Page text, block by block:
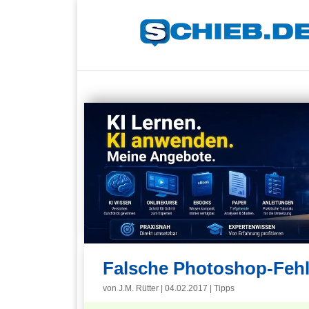
Falsche Photoshop-
von J.M. Rütter 04.02.2017 Tipps